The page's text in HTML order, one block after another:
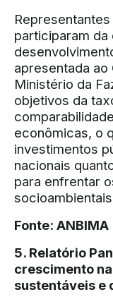
participaram
apresentada ao
Ministério da
objetivos da
econômicas, o
investimentos
nacionais
para enfrentar
Fonte: ANBIMA
5. Relatório
crescimento
sustentáveis e